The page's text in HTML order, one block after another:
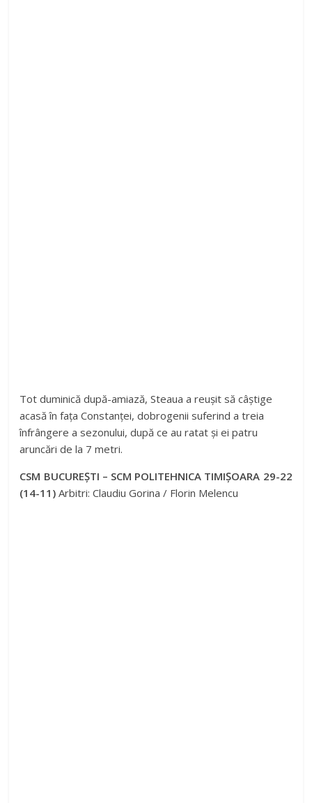
Tot duminică după-amiază, Steaua a reușit să câștige
acasă în fața Constanței, dobrogenii suferind a treia
înfrângere a sezonului, după ce au ratat și ei patru
aruncări de la 7 metri.
CSM BUCUREȘTI – SCM POLITEHNICA TIMIȘOARA 29-22
(14-11) Arbitri: Claudiu Gorina / Florin Melencu